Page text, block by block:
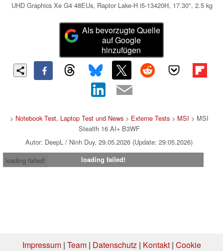
UHD Graphics Xe G4 48EUs, Raptor Lake-H i5-13420H, 17.30", 2.5 kg
Als bevorzugte Quelle
auf Google
hinzufügen
> Notebook Test, Laptop Test und News> Externe Tests> MSI > MSI
Stealth 16 AI+ B3WF
Autor: DeepL / Ninh Duy, 29.05.2026 (Update: 29.05.2026)
loading failed!
loading failed!
Impressum| Team| Datenschutz| Kontakt| Cookie